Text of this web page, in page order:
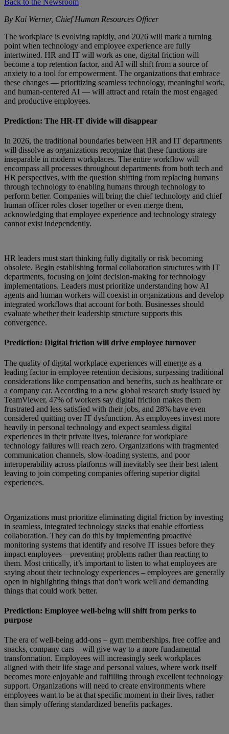
By Kai Werner, Chief Human Resources Officer
The workplace is evolving rapidly, and 2026 will mark a turning
point when technology and employee experience are fully
intertwined. HR and IT will work as one, digital friction will
become a top retention factor, and AI will shift from a source of
anxiety to a tool for empowerment. The organizations that embrace
these changes — prioritizing seamless technology, meaningful work,
and human-centered AI — will attract and retain the most engaged
and productive employees.
Prediction: The HR-IT divide will disappear
In 2026, the traditional boundaries between HR and IT departments
will dissolve as organizations recognize that these functions are
inseparable in modern workplaces. The entire workflow will
encompass all processes throughout departments from both tech and
HR perspectives, with the question shifting from replacing humans
through technology to enabling humans through technology to
perform better. Companies will bring the chief technology and chief
human officer roles closer together or even merge them,
acknowledging that employee experience and technology strategy
cannot exist independently.
HR leaders must start thinking fully digitally or risk becoming
obsolete. Begin establishing formal collaboration structures with IT
departments, focusing on joint decision-making for technology
implementations. Leaders must prioritize understanding how AI
agents and human workers will coexist in organizations and develop
integrated workflows that account for both. Businesses should
evaluate whether their leadership structure supports this
convergence.
Prediction: Digital friction will drive employee turnover
The quality of digital workplace experiences will emerge as a
leading factor in employee retention decisions, surpassing traditional
considerations like compensation and benefits, such as healthcare or
a company car. According to a new global research study issued by
TeamViewer, 47% of workers say digital friction makes them
frustrated and less satisfied with their jobs, and 28% have even
considered quitting over IT dysfunction. As employees invest more
heavily in personal technology and expect seamless digital
experiences in their private lives, tolerance for workplace
technology failures will reach zero. Organizations with fragmented
communication channels, slow-loading systems, and poor
interoperability across platforms will inevitably see their best talent
leaving to join competing companies offering superior digital
experiences.
Organizations must prioritize eliminating digital friction by investing
in seamless, integrated technology stacks that enable effortless
collaboration. They can do this by implementing proactive
monitoring systems that identify and resolve IT issues before they
impact employees—preventing problems rather than reacting to
them. Most critically, it’s important to listen to what employees are
saying about their technology experiences – employees are generally
open in highlighting things that don't work well and demanding
things that could work better.
Prediction: Employee well-being will shift from perks to
purpose
The era of well-being add-ons – gym memberships, free coffee and
snacks, company cars – will give way to a more fundamental
transformation. Employees will increasingly seek workplaces
aligned with their life stage and personal values, where work itself
becomes more enjoyable and fulfilling through excellent technology
support. Organizations will need to create environments where
employees want to be at that specific moment in their lives, rather
than simply offering standardized benefits packages.